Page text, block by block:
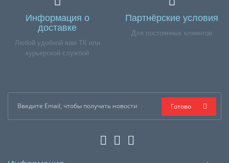
Информация о
доставке
Любой удобной вам ТК или
курьерской службой
Партнёрские условия
Для постоянных клиентов
Готово